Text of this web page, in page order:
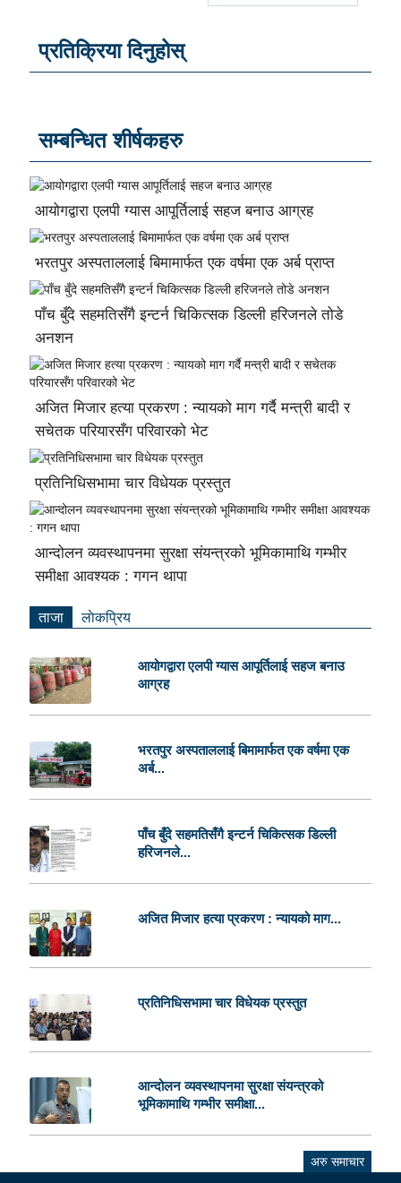
प्रतिक्रिया दिनुहोस्
सम्बन्धित शीर्षकहरु
आयोगद्वारा एलपी ग्यास आपूर्तिलाई सहज बनाउ आग्रह
भरतपुर अस्पताललाई बिमामार्फत एक वर्षमा एक अर्ब प्राप्त
पाँच बुँदे सहमतिसँगै इन्टर्न चिकित्सक डिल्ली हरिजनले तोडे
अनशन
अजित मिजार हत्या प्रकरण : न्यायको माग गर्दै मन्त्री बादी र
सचेतक परियारसँग परिवारको भेट
प्रतिनिधिसभामा चार विधेयक प्रस्तुत
आन्दोलन व्यवस्थापनमा सुरक्षा संयन्त्रको भूमिकामाथि गम्भीर
समीक्षा आवश्यक : गगन थापा
ताजा लाेकप्रिय
आयोगद्वारा एलपी ग्यास आपूर्तिलाई सहज बनाउ
आग्रह
भरतपुर अस्पताललाई बिमामार्फत एक वर्षमा एक
अर्ब...
पाँच बुँदे सहमतिसँगै इन्टर्न चिकित्सक डिल्ली
हरिजनले...
अजित मिजार हत्या प्रकरण : न्यायको माग...
प्रतिनिधिसभामा चार विधेयक प्रस्तुत
आन्दोलन व्यवस्थापनमा सुरक्षा संयन्त्रको
भूमिकामाथि गम्भीर समीक्षा...
अरु समाचार